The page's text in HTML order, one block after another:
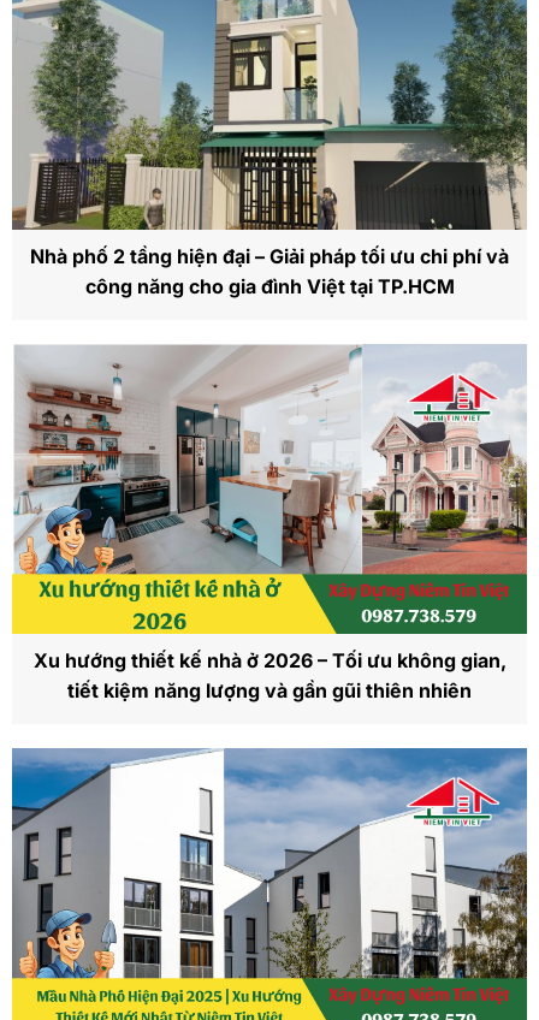
Nhà phố 2 tầng hiện đại – Giải pháp tối ưu chi phí và
công năng cho gia đình Việt tại TP.HCM
Xu hướng thiết kế nhà ở 2026 – Tối ưu không gian,
tiết kiệm năng lượng và gần gũi thiên nhiên